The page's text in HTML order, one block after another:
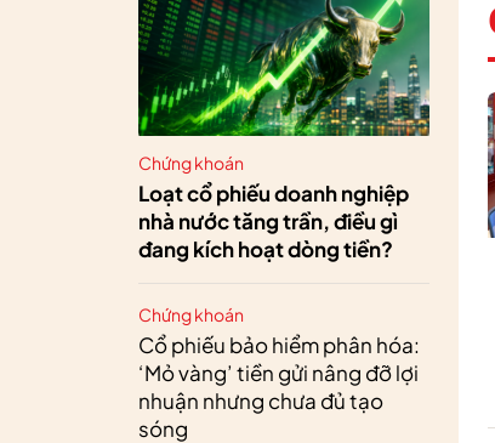
Chứng khoán
Loạt cổ phiếu doanh nghiệp
nhà nước tăng trần, điều gì
đang kích hoạt dòng tiền?
Chứng khoán
Cổ phiếu bảo hiểm phân hóa:
‘Mỏ vàng’ tiền gửi nâng đỡ lợi
nhuận nhưng chưa đủ tạo
sóng